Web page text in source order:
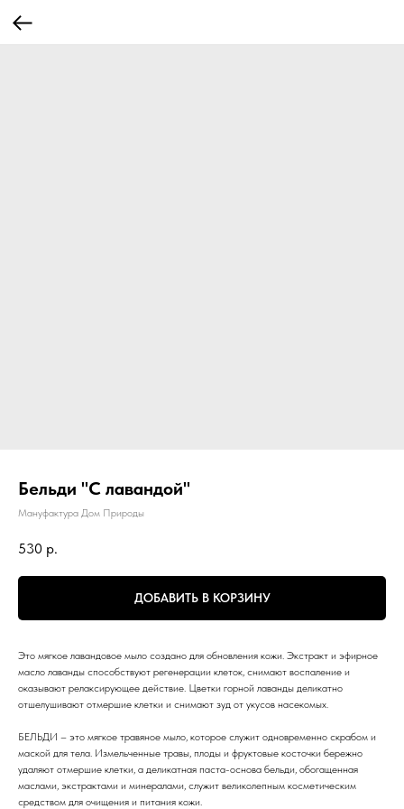
Бельди "С лавандой"
Мануфактура Дом Природы
530 р.
ДОБАВИТЬ В КОРЗИНУ
Это мягкое лавандовое мыло создано для обновления кожи. Экстракт и эфирное
масло лаванды способствуют регенерации клеток, снимают воспаление и
оказывают релаксирующее действие. Цветки горной лаванды деликатно
отшелушивают отмершие клетки и снимают зуд от укусов насекомых.
БЕЛЬДИ – это мягкое травяное мыло, которое служит одновременно скрабом и
маской для тела. Измельченные травы, плоды и фруктовые косточки бережно
удаляют отмершие клетки, а деликатная паста-основа бельди, обогащенная
маслами, экстрактами и минералами, служит великолепным косметическим
средством для очищения и питания кожи.